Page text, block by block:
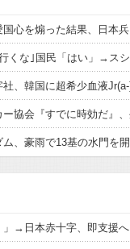
」→日本赤十字、即支援へ